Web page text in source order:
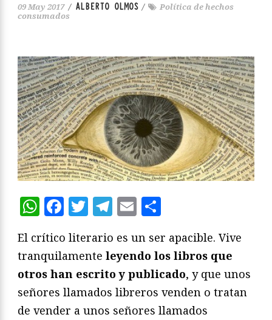
09 May 2017 / ALBERTO OLMOS /
Política de hechos
consumados
WhatsApp
Facebook
Twitter
Telegram
Email
El crítico literario es un ser apacible. Vive
tranquilamente leyendo los libros que
otros han escrito y publicado, y que unos
señores llamados libreros venden o tratan
de vender a unos señores llamados